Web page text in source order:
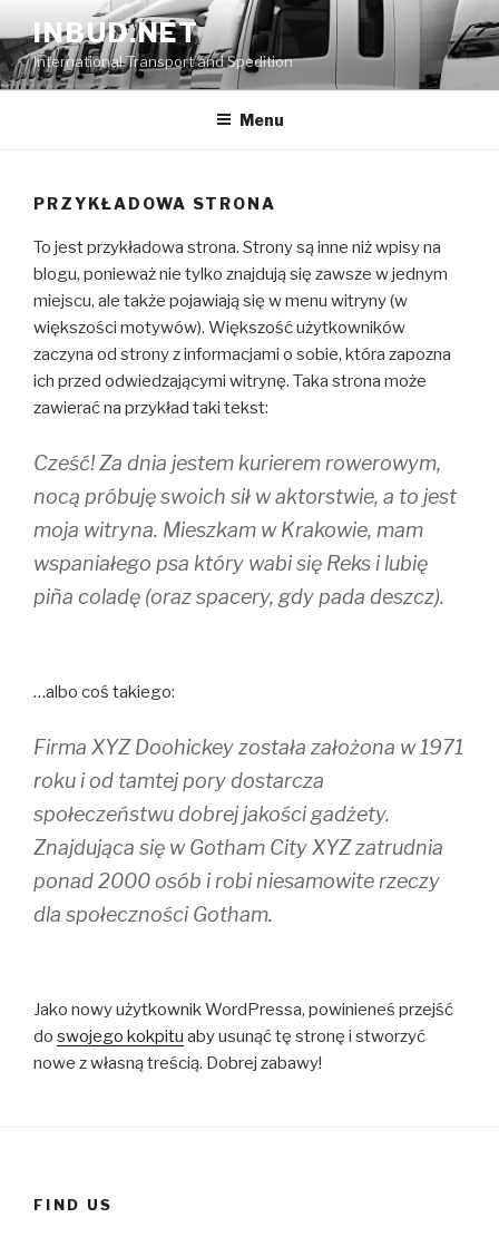
do
treści
INBUD.NET
International Transport and Spedition
Menu
PRZYKŁADOWA STRONA
To jest przykładowa strona. Strony są inne niż wpisy na
blogu, ponieważ nie tylko znajdują się zawsze w jednym
miejscu, ale także pojawiają się w menu witryny (w
większości motywów). Większość użytkowników
zaczyna od strony z informacjami o sobie, która zapozna
ich przed odwiedzającymi witrynę. Taka strona może
zawierać na przykład taki tekst:
Cześć! Za dnia jestem kurierem rowerowym,
nocą próbuję swoich sił w aktorstwie, a to jest
moja witryna. Mieszkam w Krakowie, mam
wspaniałego psa który wabi się Reks i lubię
piña coladę (oraz spacery, gdy pada deszcz).
…albo coś takiego:
Firma XYZ Doohickey została założona w 1971
roku i od tamtej pory dostarcza
społeczeństwu dobrej jakości gadżety.
Znajdująca się w Gotham City XYZ zatrudnia
ponad 2000 osób i robi niesamowite rzeczy
dla społeczności Gotham.
Jako nowy użytkownik WordPressa, powinieneś przejść
do swojego kokpitu aby usunąć tę stronę i stworzyć
nowe z własną treścią. Dobrej zabawy!
FIND US